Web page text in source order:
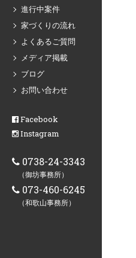
進行中案件
家づくりの流れ
よくあるご質問
メディア掲載
ブログ
お問い合わせ
Facebook
Instagram
0738-24-3343
（御坊事務所）
073-460-6245
（和歌山事務所）